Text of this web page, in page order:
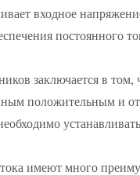
входное
постоянного
заключается в
положительным и
имеют много